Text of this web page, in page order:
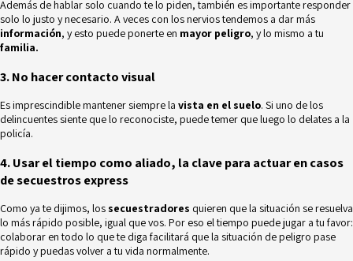
Además de hablar solo cuando te lo piden, también es importante responder
solo lo justo y necesario. A veces con los nervios tendemos a dar más
información, y esto puede ponerte en mayor peligro, y lo mismo a tu
familia.
3. No hacer contacto visual
Es imprescindible mantener siempre la vista en el suelo. Si uno de los
delincuentes siente que lo reconociste, puede temer que luego lo delates a la
policía.
4. Usar el tiempo como aliado, la clave para actuar en casos
de secuestros express
Como ya te dijimos, los secuestradores quieren que la situación se resuelva
lo más rápido posible, igual que vos. Por eso el tiempo puede jugar a tu favor:
colaborar en todo lo que te diga facilitará que la situación de peligro pase
rápido y puedas volver a tu vida normalmente.